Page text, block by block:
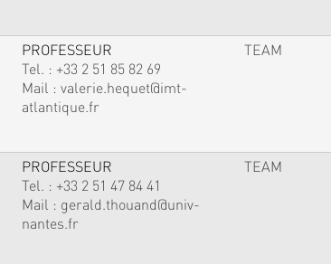
PROFESSEUR
Tel. : +33 2 51 85 82 69
Mail : valerie.hequet@imt-
atlantique.fr
TEAM
PROFESSEUR
Tel. : +33 2 51 47 84 41
Mail : gerald.thouand@univ-
nantes.fr
TEAM